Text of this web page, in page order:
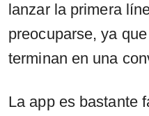
lanzar la primera
preocuparse, ya
terminan en una
La app es bastante